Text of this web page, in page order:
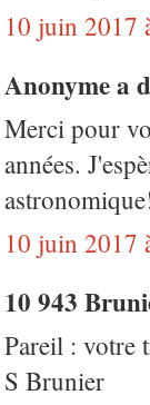
10 juin 2017
Anonyme a
Merci pour
années.
10 juin 2017
10 943
Pareil : votre
S Brunier